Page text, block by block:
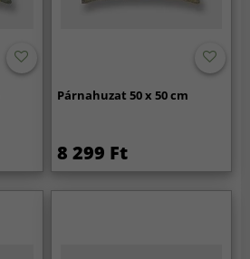
Párnahuzat 50 x 50 cm
8 299 Ft